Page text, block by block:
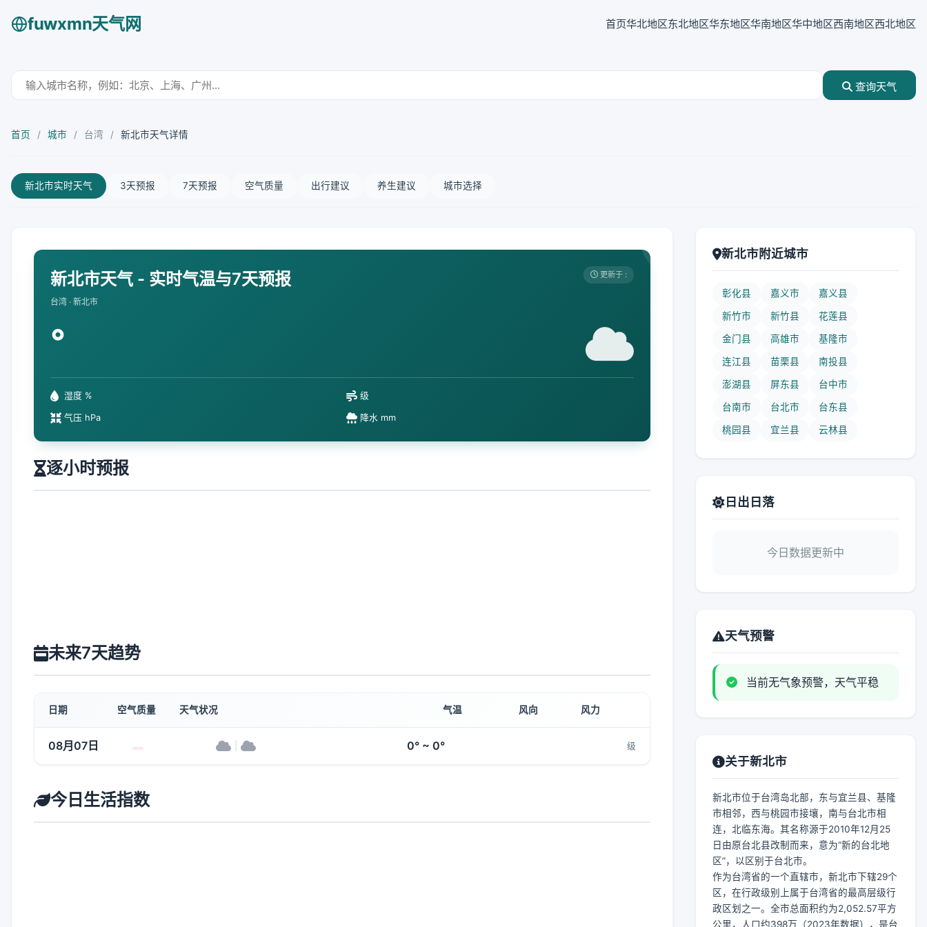
fuwxmn天气网 首页华北地区东北地区华东地区华南地区华中地区西南地区西北地区
查询天气
首页 / 城市 / 台湾 / 新北市天气详情
新北市实时天气 3天预报 7天预报 空气质量 出行建议 养生建议 城市选择
新北市天气 - 实时气温与7天预报
台湾 · 新北市
更新于 :
°
湿度 % 级
气压 hPa 降水 mm
逐小时预报
未来7天趋势
日期 空气质量 天气状况 气温 风向 风力
08月07日 0° ~ 0° 级
今日生活指数
新北市附近城市
彰化县 嘉义市 嘉义县
新竹市 新竹县 花莲县
金门县 高雄市 基隆市
连江县 苗栗县 南投县
澎湖县 屏东县 台中市
台南市 台北市 台东县
桃园县 宜兰县 云林县
日出日落
今日数据更新中
天气预警
当前无气象预警，天气平稳
关于新北市
新北市位于台湾岛北部，东与宜兰县、基隆
市相邻，西与桃园市接壤，南与台北市相
连，北临东海。其名称源于2010年12月25
日由原台北县改制而来，意为“新的台北地
区”，以区别于台北市。
作为台湾省的一个直辖市，新北市下辖29个
区，在行政级别上属于台湾省的最高层级行
政区划之一。全市总面积约为2,052.57平方
公里，人口约398万（2023年数据），是台